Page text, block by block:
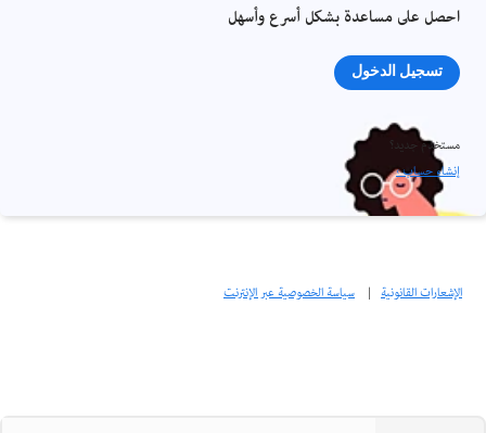
احصل على مساعدة بشكل أسرع وأسهل
تسجيل الدخول
مستخدم جديد؟
إنشاء حساب ›
الإشعارات القانونية | سياسة الخصوصية عبر الإنترنت